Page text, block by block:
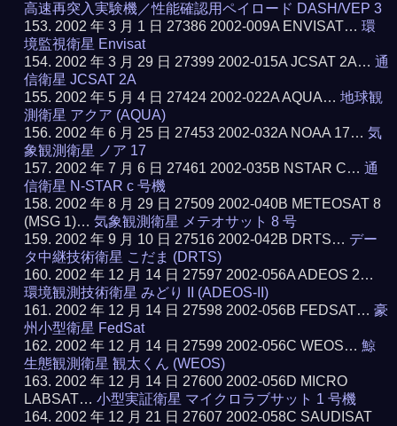
高速再突入実験機／性能確認用ペイロード DASH/VEP 3
2002 年 3 月 1 日 27386 2002-009A ENVISAT…環
境監視衛星 Envisat
2002 年 3 月 29 日 27399 2002-015A JCSAT 2A…通
信衛星 JCSAT 2A
2002 年 5 月 4 日 27424 2002-022A AQUA…地球観
測衛星 アクア (AQUA)
2002 年 6 月 25 日 27453 2002-032A NOAA 17…気
象観測衛星 ノア 17
2002 年 7 月 6 日 27461 2002-035B NSTAR C…通
信衛星 N-STAR c 号機
2002 年 8 月 29 日 27509 2002-040B METEOSAT 8
(MSG 1)…気象観測衛星 メテオサット 8 号
2002 年 9 月 10 日 27516 2002-042B DRTS… デー
タ中継技術衛星 こだま (DRTS)
2002 年 12 月 14 日 27597 2002-056A ADEOS 2…
環境観測技術衛星 みどり II (ADEOS-II)
2002 年 12 月 14 日 27598 2002-056B FEDSAT…豪
州小型衛星 FedSat
2002 年 12 月 14 日 27599 2002-056C WEOS…鯨
生態観測衛星 観太くん (WEOS)
2002 年 12 月 14 日 27600 2002-056D MICRO
LABSAT…小型実証衛星 マイクロラブサット 1 号機
2002 年 12 月 21 日 27607 2002-058C SAUDISAT